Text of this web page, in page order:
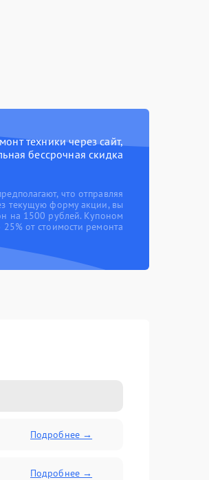
техники через сайт,
бессрочная скидка
что отправляя
текущую форму акции, вы
на 1500 рублей. Купоном
от стоимости ремонта
Подробнее →
Подробнее →